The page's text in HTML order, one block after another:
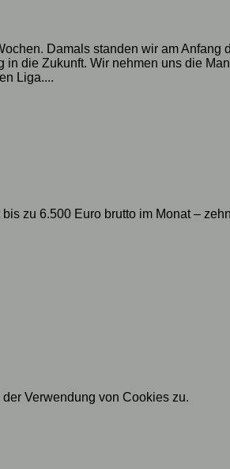
Damals standen wir am
die Zukunft. Wir nehmen uns die
Liga....
zu 6.500 Euro brutto im Monat –
Verwendung von Cookies zu.